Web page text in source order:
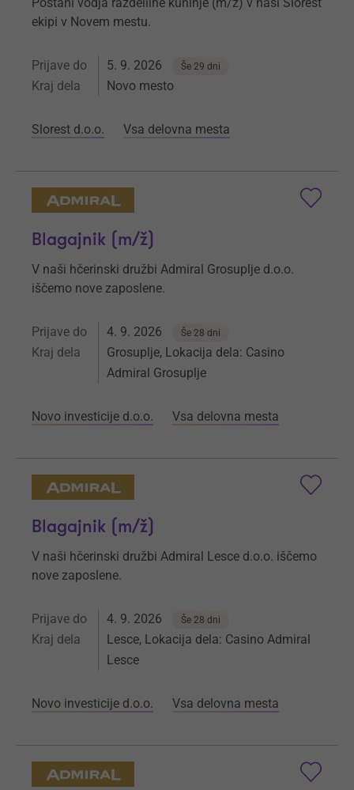
ekipi v Novem mestu.
Prijave do 5. 9. 2026 Še 29 dni
Kraj dela Novo mesto
Slorest d.o.o. Vsa delovna mesta
Blagajnik (m/ž)
V naši hčerinski družbi Admiral Grosuplje d.o.o.
iščemo nove zaposlene.
Prijave do 4. 9. 2026 Še 28 dni
Kraj dela
Grosuplje, Lokacija dela: Casino
Admiral Grosuplje
Novo investicije d.o.o. Vsa delovna mesta
Blagajnik (m/ž)
V naši hčerinski družbi Admiral Lesce d.o.o. iščemo
nove zaposlene.
Prijave do 4. 9. 2026 Še 28 dni
Kraj dela
Lesce, Lokacija dela: Casino Admiral
Lesce
Novo investicije d.o.o. Vsa delovna mesta